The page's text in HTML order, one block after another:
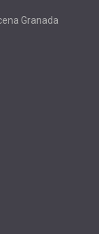
Granada